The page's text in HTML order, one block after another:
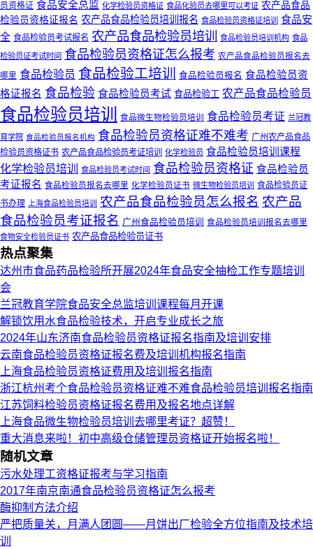
员资格证 食品安全总监 化学检验员资格证 食品化验员去哪里可以考证 农产品食品
检验员资格证报名 农产品食品检验员培训报名 食品检验员资格证培训
食品安
全 食品检验员考试报名 农产品食品检验员培训 食品检验员培训机构 食品
检验员证考试时间 食品检验员资格证怎么报考 农产品食品检验员报名去
哪里 食品检验员 食品检验工培训 食品检验员报名 食品检验员资
格证报名 食品检验 食品检验员考试 食品检验工 农产品食品检验员
食品检验员培训 食品微生物检验员培训 食品检验员考证 兰冠教
育学院 食品检验员报名机构 食品检验员资格证难不难考 广州农产品食品
检验员资格证书 农产品食品检验员考证培训 化学检验员 食品检验员培训课程
化学检验员培训 食品检验员考试时间 食品检验员资格证 食品检验员
考证报名 食品检验员报名去哪里 化学检验员证书 微生物检验员培训
食品检验员证
书办理
上海食品检验员培训 农产品食品检验员怎么报名 农产品
食品检验员考证报名 广州食品检验员培训 食品检验员培训报名去哪里
食物安全检验员证书 农产品食品检验员证书
热点聚集
达州市食品药品检验所开展2024年食品安全抽检工作专题培训
会
兰冠教育学院食品安全总监培训课程每月开课
解锁饮用水食品检验技术，开启专业成长之旅
2024年山东济南食品检验员资格证报名指南及培训安排
云南食品检验员资格证报名费及培训机构报名指南
上海食品检验员资格证费用及培训报名指南
浙江杭州考个食品检验员资格证难不难食品检验员培训报名指南
江苏饲料检验员资格证报名费用及报名地点详解
上海食品微生物检验员培训去哪里考证？超赞！
重大消息来啦！初中高级仓储管理员资格证开始报名啦！
随机文章
污水处理工资格证报考与学习指南
2017年南京南通食品检验员资格证怎么报考
酶抑制方法介绍
严把质量关，月满人团圆——月饼出厂检验全方位指南及技术培
训